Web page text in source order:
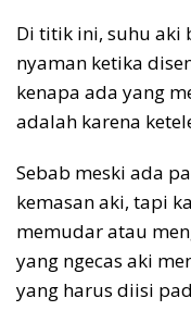
Di titik ini, suhu
nyaman ketika
kenapa ada yang
adalah karena
Sebab meski ada
kemasan aki, tapi
memudar atau
yang ngecas aki
yang harus diisi